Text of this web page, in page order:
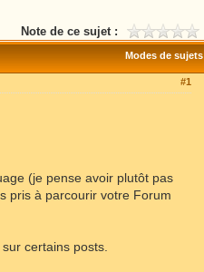
Note de ce sujet :
Modes de sujets
#1
(je pense avoir plutôt pas
pris à parcourir votre Forum
certains posts.